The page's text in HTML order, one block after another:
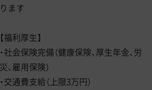
ります
【福利厚生】
・社会保険完備（健康保険、厚生年金、労
災、雇用保険）
・交通費支給（上限3万円）